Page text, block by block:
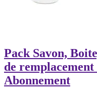
Pack Savon,
de remplacement
Abonnement